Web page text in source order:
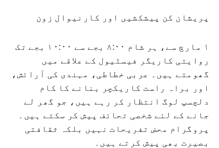
پریشان کن پیشکشیں اور کارنیوال زون
۱ مارچ سے، ہر شام ۸:۰۰ بجے سے ۱۰:۰۰ بجے تک
روایتی کاریگر فیسٹیول کے علاقے میں
گھومتے ہیں۔ عربی خطاطی، مہندی کی آرائش،
اور براہ راست کاریکچر بنانے کا کام
دلچسپ لوگ انتظار کر رہے ہیں، جو گھر لے
جانے کے لئے شخصی تحائف پیش کر سکتے ہیں۔
پروگرام محض تفریحات نہیں بلکہ ثقافتی
بصیرت بھی پیش کرتے ہیں۔